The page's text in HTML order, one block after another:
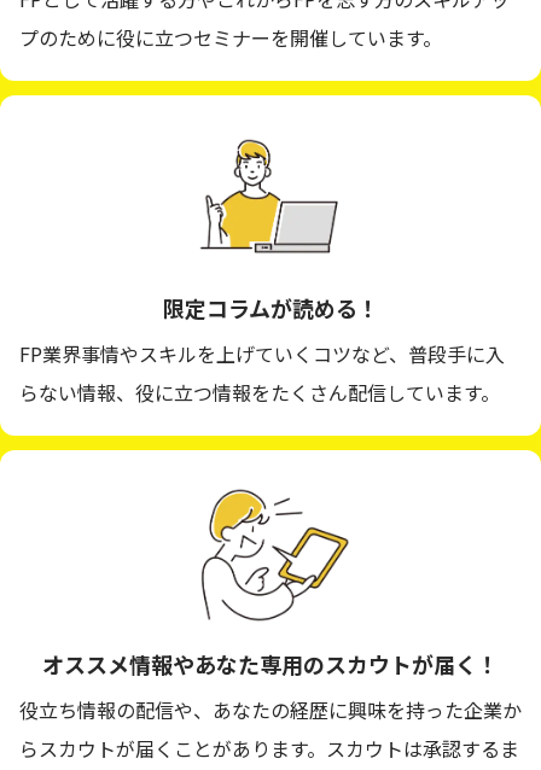
プのために役に立つセミナーを開催しています。
限定コラムが読める！
FP業界事情やスキルを上げていくコツなど、普段手に入
らない情報、役に立つ情報をたくさん配信しています。
オススメ情報やあなた専用のスカウトが届く！
役立ち情報の配信や、あなたの経歴に興味を持った企業か
らスカウトが届くことがあります。スカウトは承認するま